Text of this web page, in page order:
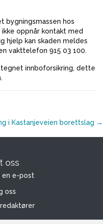
bygningsmassen hos
ikke oppnår kontakt med
hjelp kan skaden meldes
vakttelefon 915 03 100.
innboforsikring, dette
i Kastanjeveien borettslag →
oss
en e-post
oss